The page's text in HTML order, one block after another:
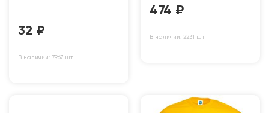
32 ₽
В наличии: 7967 шт
474 ₽
В наличии: 2231 шт